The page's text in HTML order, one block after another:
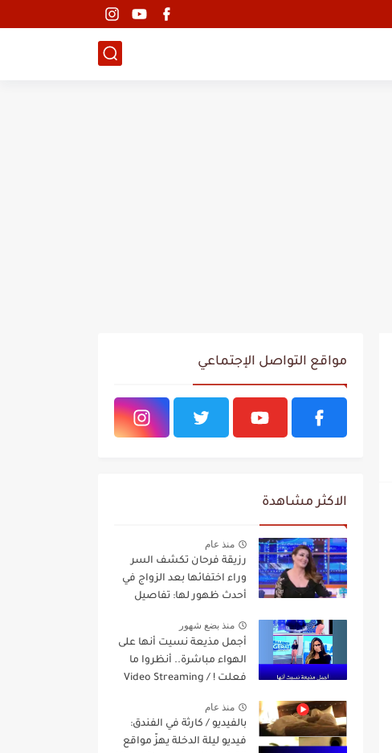
مواقع التواصل الإجتماعي
الاكثر مشاهدة
منذ عام
رزيقة فرحان تكشف السر
وراء اختفائها بعد الزواج في
أحدث ظهور لها: تفاصيل
منذ بضع شهور
أجمل مذيعة نسيت أنها على
الهواء مباشرة.. أنظروا ما
فعلت ! / Video Streaming
منذ عام
بالفيديو / كارثة في الفندق:
فيديو ليلة الدخلة يهزّ مواقع